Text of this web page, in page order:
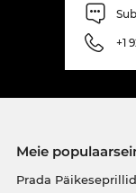
+1
Meie
Prada Päikeseprillid